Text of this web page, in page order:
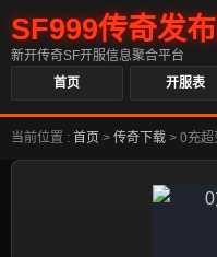
SF999传奇发
新开传奇SF开服信息聚合平台
首页
开服表
当前位置 : 首页 > 传奇下载 > 0充超